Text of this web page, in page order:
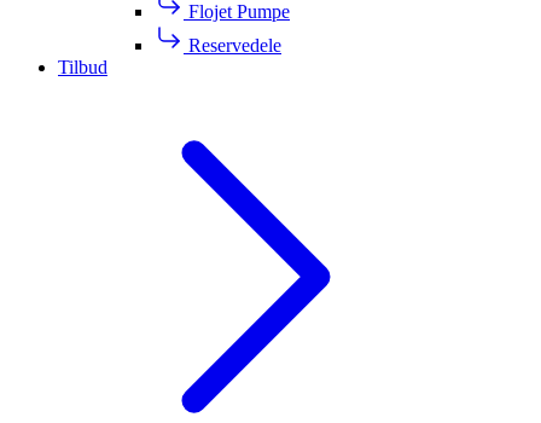
Flojet Pumpe
Reservedele
Tilbud